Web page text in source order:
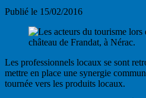
Publié le 15/02/2016
Les professionnels locaux se sont
mettre en place une synergie
tournée vers les produits locaux.